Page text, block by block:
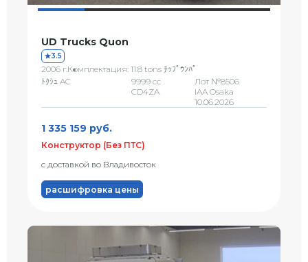
UD Trucks Quon
3.5
2006 г.Комплектация: 11.8 tons ﾁｯﾌﾟｳﾝﾊﾟ
ﾄｸｼｭ AC
9999 сс
CD4ZA
Лот №8506
IAA Osaka
10.06.2026
1 335 159 руб.
Конструктор (Без ПТС)
с доставкой во Владивосток
расшифровка цены